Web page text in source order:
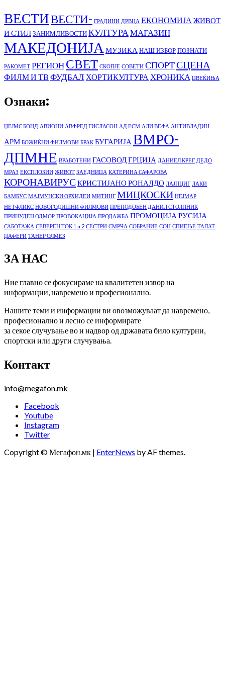
ВЕСТИВЕСТИ- ГРАДИНИ ДРВЦА ЕКОНОМИЈА ЖИВОТ
И СТИЛЗАНИМЛИВОСТИКУЛТУРА МАГАЗИН
МАКЕДОНИЈА МУЗИКА НАШ ИЗБОРПОЗНАТИ
РАКОМЕТ РЕГИОНСВЕТ СКОПЈЕ СОВЕТИ СПОРТСЦЕНА
ФИЛМ И ТВ ФУДБАЛ ХОРТИКУЛТУРА ХРОНИКА ЦВЕЌИЊА
Ознаки:
ЏЕЈМС БОНД АВИОНИ АВФРЕД ГИСЛАСОН АД ЕСМ АЛИ ВЕФА АНТИВЛАДИН
АРМ БОЖИЌНИ ФИЛМОВИ БРАК БУГАРИЈА ВМРО-
ДПМНЕ ВРАБОТЕНИ ГАСОВОДГРЦИЈА ДАНИЕЛ КРЕГ ДЕДО
МРАЗ ЕКСПЛОЗИИ ЖИВОТ ЗАЕДНИЦА КАТЕРИНА САФАРОВА
КОРОНАВИРУСКРИСТИЈАНО РОНАЛДО ЛАЈПЦИГ ЛАКИ
БАМБУС МАЈМУНСКИ ОРХИДЕИ МИТИНГ МИЦКОСКИ НЕЈМАР
НЕТФЛИКС НОВОГОДИШНИ ФИЛМОВИ ПРЕПОДОБЕН ДАНИЛ СТОЛПНИК
ПРИНУДЕН ОДМОР ПРОВОКАЦИЈА ПРОДАЖБА ПРОМОЦИЈА РУСИЈА
САБОТАЖА СЕВЕРЕН ТОК 1 и 2 СЕСТРИ СМРЧА СОБРАНИЕ СОН СПИЕЊЕ ТАЛАТ
ЏАФЕРИ ТАНЕР ОЛМЕЗ
ЗА НАС
Ние главно се фокусираме на квалитетен извор на
информации, навремено и професионално.
Нашите теми и информации ви овозможуваат да навремено,
професионално и лесно се информирате
за секое случување во и надвор од државата било културни,
спортски или други случувања.
Контакт
info@megafon.mk
Facebook
Youtube
Instagram
Twitter
Copyright © Мегафон.мк | EnterNews by AF themes.